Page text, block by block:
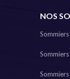
NOS